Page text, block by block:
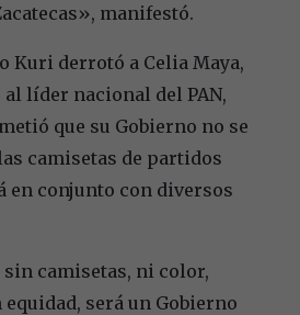
manifestó.
Kuri derrotó a Celia Maya,
al líder nacional del PAN,
que su Gobierno no se
camisetas de partidos
en conjunto con diversos
sin camisetas, ni color,
será un Gobierno